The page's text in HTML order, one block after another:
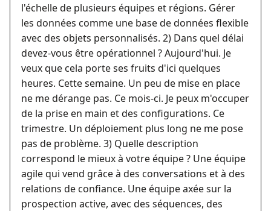
l'échelle de plusieurs équipes et régions. Gérer
les données comme une base de données flexible
avec des objets personnalisés. 2) Dans quel délai
devez-vous être opérationnel ? Aujourd'hui. Je
veux que cela porte ses fruits d'ici quelques
heures. Cette semaine. Un peu de mise en place
ne me dérange pas. Ce mois-ci. Je peux m'occuper
de la prise en main et des configurations. Ce
trimestre. Un déploiement plus long ne me pose
pas de problème. 3) Quelle description
correspond le mieux à votre équipe ? Une équipe
agile qui vend grâce à des conversations et à des
relations de confiance. Une équipe axée sur la
prospection active, avec des séquences, des